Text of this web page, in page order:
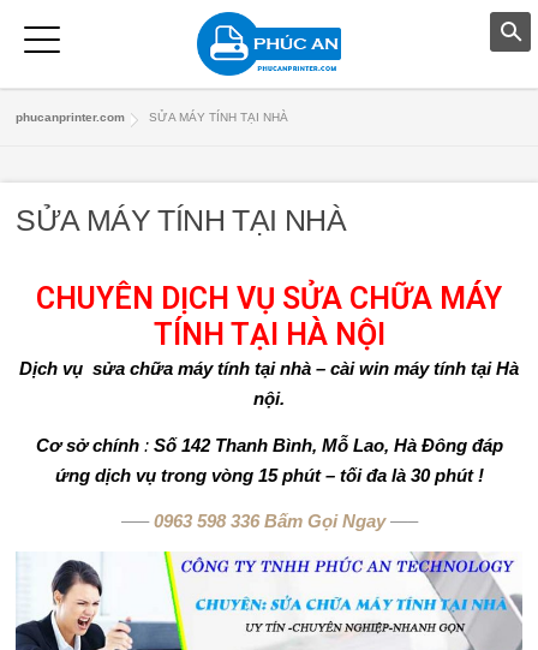
H
phucanprinter.com SỬA MÁY TÍNH TẠI NHÀ
SỬA MÁY TÍNH TẠI NHÀ
CHUYÊN DỊCH VỤ SỬA CHỮA MÁY
TÍNH TẠI HÀ NỘI
Dịch vụ sửa chữa máy tính tại nhà – cài win máy tính tại Hà
nội.
Cơ sở chính: Số 142 Thanh Bình, Mỗ Lao, Hà Đôngđáp
ứng dịch vụ trong vòng 15 phút – tối đa là 30 phút !
—–0963 598 336 Bấm Gọi Ngay —–